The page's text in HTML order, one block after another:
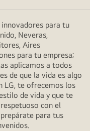
para tu
Neveras,
Aires
para tu empresa;
aplicamos a todos
de que la vida es algo
LG, te ofrecemos los
de vida y que te
con el
para tus